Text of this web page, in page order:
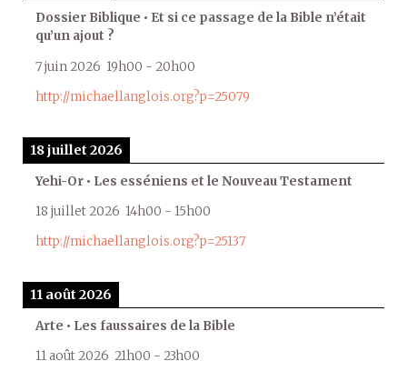
Dossier Biblique • Et si ce passage de la Bible n’était
qu’un ajout ?
7 juin 2026 19h00 - 20h00
http://michaellanglois.org?p=25079
18 juillet 2026
Yehi-Or • Les esséniens et le Nouveau Testament
18 juillet 2026 14h00 - 15h00
http://michaellanglois.org?p=25137
11 août 2026
Arte • Les faussaires de la Bible
11 août 2026 21h00 - 23h00